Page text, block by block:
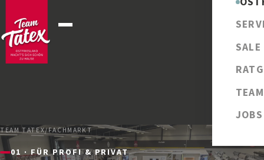
TEAM
JOBS
TEAM TATEX/FACHMARKT
01 · FÜR PROFI & PRIVAT